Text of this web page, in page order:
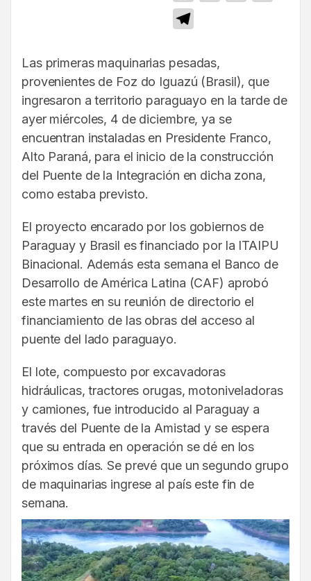
Las primeras maquinarias pesadas,
provenientes de Foz do Iguazú (Brasil), que
ingresaron a territorio paraguayo en la tarde de
ayer miércoles, 4 de diciembre, ya se
encuentran instaladas en Presidente Franco,
Alto Paraná, para el inicio de la construcción
del Puente de la Integración en dicha zona,
como estaba previsto.
El proyecto encarado por los gobiernos de
Paraguay y Brasil es financiado por la ITAIPU
Binacional. Además esta semana el Banco de
Desarrollo de América Latina (CAF) aprobó
este martes en su reunión de directorio el
financiamiento de las obras del acceso al
puente del lado paraguayo.
El lote, compuesto por excavadoras
hidráulicas, tractores orugas, motoniveladoras
y camiones, fue introducido al Paraguay a
través del Puente de la Amistad y se espera
que su entrada en operación se dé en los
próximos días. Se prevé que un segundo grupo
de maquinarias ingrese al país este fin de
semana.